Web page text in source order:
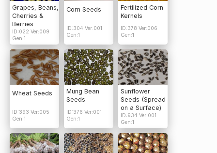
Grapes, Beans,
Cherries &
Berries
ID:022 Ver:009
Gen:1
Corn Seeds
ID:304 Ver:001
Gen:1
Fertilized Corn
Kernels
ID:378 Ver:006
Gen:1
Wheat Seeds
ID:393 Ver:005
Gen:1
Mung Bean
Seeds
ID:376 Ver:001
Gen:1
Sunflower
Seeds (Spread
on a Surface)
ID:934 Ver:001
Gen:1